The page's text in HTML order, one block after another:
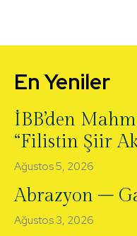
En Yeniler
İBB’den
“Filistin Şiir
Ağustos 5, 2026
Abrazyon –
Ağustos 3, 2026